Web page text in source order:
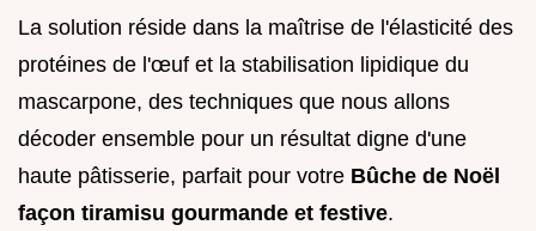
La solution réside dans la maîtrise de l'élasticité des
protéines de l'œuf et la stabilisation lipidique du
mascarpone, des techniques que nous allons
décoder ensemble pour un résultat digne d'une
haute pâtisserie, parfait pour votre Bûche de Noël
façon tiramisu gourmande et festive.